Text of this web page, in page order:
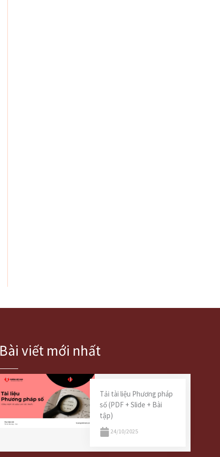
viết mới nhất
Tải tài liệu Phương pháp
số (PDF + Slide + Bài
tập)
24/10/2025